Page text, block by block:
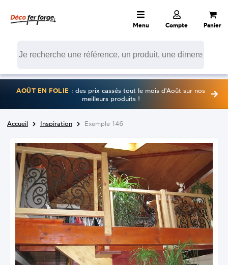
Menu Compte Panier
AOÛT EN FOLIE : des prix cassés tout le mois d'Août sur nos
meilleurs produits !
Accueil Inspiration Exemple 146